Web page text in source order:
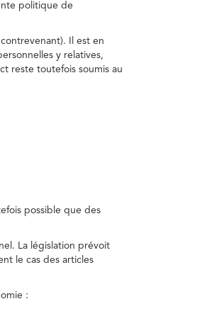
politique de
Il est en
y relatives,
reste toutefois soumis au
possible que des
La législation prévoit
le cas des articles
: